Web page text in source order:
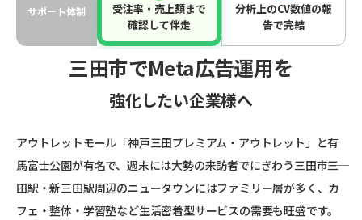
サポート体制
受注率・売上額まで
確認して伴走
分析上のCV数値の報
告で完結
三田市でMeta広告運用を
強化したい企業様へ
アウトレットモール「神戸三田プレミアム・アウトレット」と有
馬富士公園が有名で、週末には大勢の来訪者でにぎわう三田市――三
田駅・新三田駅周辺のニュータウンにはファミリー層が多く、カ
フェ・整体・学習塾など生活密着型サービスの需要も旺盛です。